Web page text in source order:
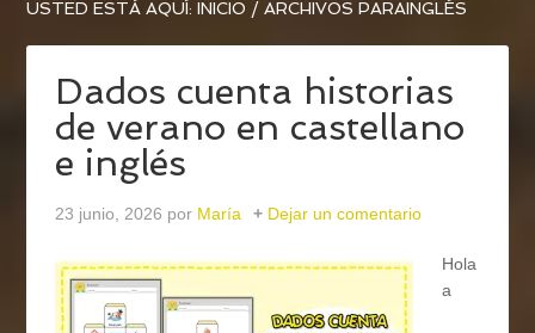
USTED ESTÁ AQUÍ:INICIO / ARCHIVOS PARAINGLÉS
Dados cuenta historias
de verano en castellano
e inglés
23 junio, 2026 por María Dejar un comentario
Hola
a